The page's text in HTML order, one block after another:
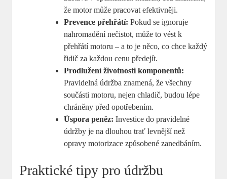
že motor může pracovat efektivněji.
Prevence přehřátí: Pokud se ignoruje
nahromadění nečistot, může to vést k
přehřátí motoru – a to je něco, co chce každý
řidič za každou cenu předejít.
Prodlužení životnosti komponentů:
Pravidelná údržba znamená, že všechny
součásti motoru, nejen chladič, budou lépe
chráněny před opotřebením.
Úspora peněz: Investice do pravidelné
údržby je na dlouhou trať levnější než
opravy motorizace způsobené zanedbáním.
Praktické tipy pro údržbu